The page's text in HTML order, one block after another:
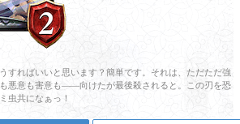
すればいいと思います？簡単です。それは、ただただ強
悪意も害意も――向けたが最後殺されると。この刃を恐
虫共になぁっ！